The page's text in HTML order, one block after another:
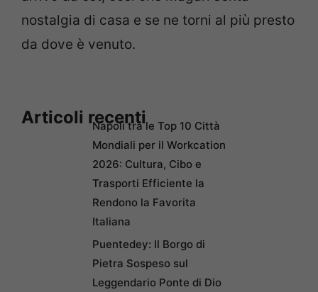
nostalgia di casa e se ne torni al più presto
da dove è venuto.
Articoli recentiNapoli tra le Top 10 Città
Mondiali per il Workcation
2026: Cultura, Cibo e
Trasporti Efficiente la
Rendono la Favorita
Italiana
Puentedey: Il Borgo di
Pietra Sospeso sul
Leggendario Ponte di Dio